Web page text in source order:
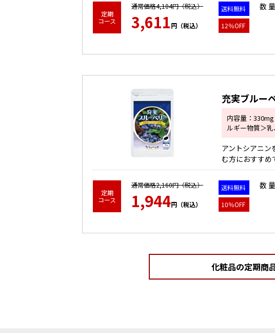
定期
コース
通常価格4,104円（税込）
3,611円（税込）
送料無料
12％OFF
数
詳細をみる
充実ブルー
内容量：
ルギー物質＞
アントシアニ
む方におすすめ
定期
コース
通常価格2,160円（税込）
1,944円（税込）
送料無料
10％OFF
数
化粧品の定期商